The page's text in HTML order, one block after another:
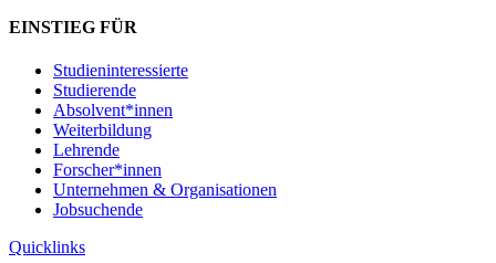
EINSTIEG FÜR
Studieninteressierte
Studierende
Absolvent*innen
Weiterbildung
Lehrende
Forscher*innen
Unternehmen & Organisationen
Jobsuchende
Quicklinks